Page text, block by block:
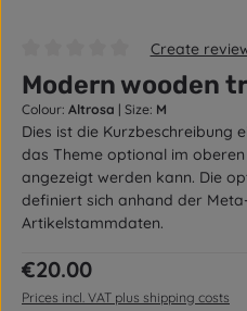
Average rating of 0 out of 5
Create
Modern wooden
Colour: Altrosa | Size: M
Dies ist die Kurzbeschreibung
das Theme optional im
angezeigt werden kann. Die
definiert sich anhand der
Artikelstammdaten.
Regular price:
€20.00
Prices incl. VAT plus shipping costs